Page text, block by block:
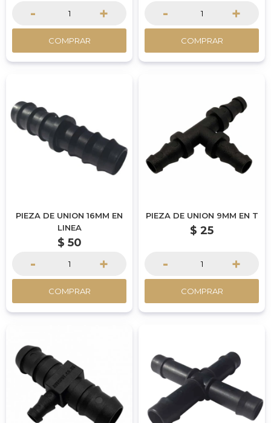
- +
COMPRAR
- +
COMPRAR
PIEZA DE UNION 16MM EN
LINEA
$ 50
- +
COMPRAR
PIEZA DE UNION 9MM EN T
$ 25
- +
COMPRAR